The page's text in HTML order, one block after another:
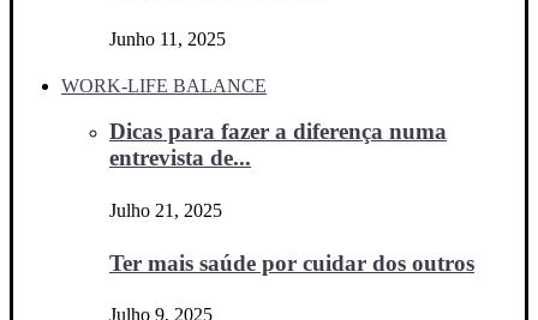
Junho 11, 2025
WORK-LIFE BALANCE
Dicas para fazer a diferença numa
entrevista de...
Julho 21, 2025
Ter mais saúde por cuidar dos outros
Julho 9, 2025